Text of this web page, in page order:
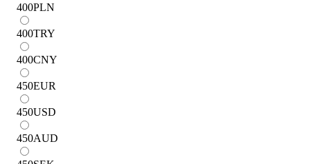
400PLN
400TRY
400CNY
450EUR
450USD
450AUD